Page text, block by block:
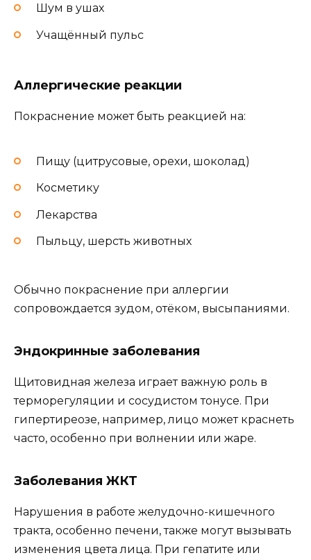
Шум в ушах
Учащённый пульс
Аллергические реакции
Покраснение может быть реакцией на:
Пищу (цитрусовые, орехи, шоколад)
Косметику
Лекарства
Пыльцу, шерсть животных
Обычно покраснение при аллергии
сопровождается зудом, отёком, высыпаниями.
Эндокринные заболевания
Щитовидная железа играет важную роль в
терморегуляции и сосудистом тонусе. При
гипертиреозе, например, лицо может краснеть
часто, особенно при волнении или жаре.
Заболевания ЖКТ
Нарушения в работе желудочно-кишечного
тракта, особенно печени, также могут вызывать
изменения цвета лица. При гепатите или